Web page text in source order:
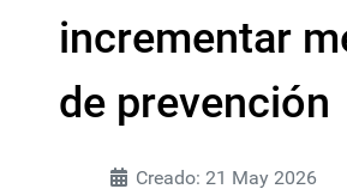
incrementar
de prevención
Creado: 21 May 2026